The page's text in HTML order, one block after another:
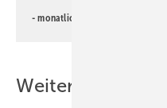
- monatlicher
Weitere Inhalte